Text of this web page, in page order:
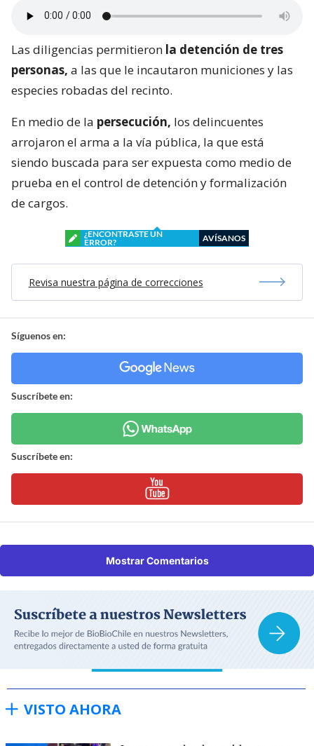
Las diligencias permitieron la detención de tres
personas, a las que le incautaron municiones y las
especies robadas del recinto.
En medio de la persecución, los delincuentes
arrojaron el arma a la vía pública, la que está
siendo buscada para ser expuesta como medio de
prueba en el control de detención y formalización
de cargos.
¿ENCONTRASTE UN
ERROR?
AVÍSANOS
Revisa nuestra página de correcciones
Síguenos en:
Suscríbete en:
Suscríbete en:
Mostrar Comentarios
VISTO AHORA